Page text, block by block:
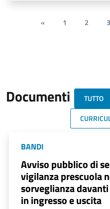
« 1 2 3
Documenti TUTTO
BANDI
Avviso pubblico di
vigilanza prescuola
sorveglianza
in ingresso e uscita